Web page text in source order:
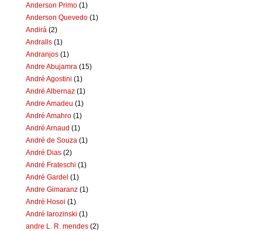
Anderson Primo (1)
Anderson Quevedo (1)
Andirá (2)
Andralls (1)
Andranjos (1)
Andre Abujamra (15)
André Agostini (1)
André Albernaz (1)
Andre Amadeu (1)
André Amahro (1)
André Arnaud (1)
André de Souza (1)
André Dias (2)
André Frateschi (1)
André Gardel (1)
Andre Gimaranz (1)
André Hosoi (1)
André Iarozinski (1)
andre L. R. mendes (2)